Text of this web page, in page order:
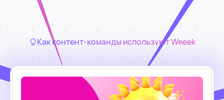
Как контент-команды используют Weeek